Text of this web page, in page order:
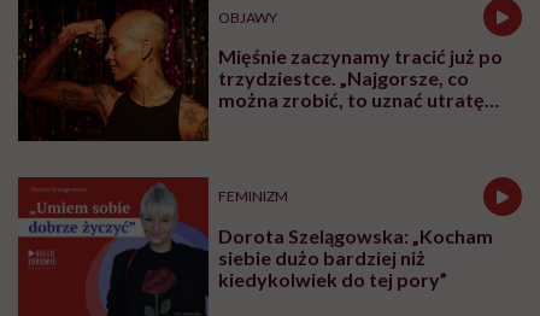
OBJAWY
Mięśnie zaczynamy tracić już po
trzydziestce. „Najgorsze, co
można zrobić, to uznać utratę
FEMINIZM
Dorota Szelągowska: „Kocham
siebie dużo bardziej niż
kiedykolwiek do tej pory”